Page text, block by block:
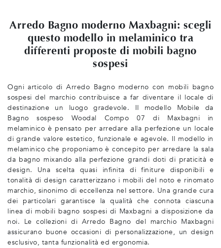
Arredo Bagno moderno Maxbagni: scegli
questo modello in melaminico tra
differenti proposte di mobili bagno
sospesi
Ogni articolo di Arredo Bagno moderno con mobili bagno
sospesi del marchio contribuisce a far diventare il locale di
destinazione un luogo gradevole. Il modello Mobile da
Bagno sospeso Woodal Compo 07 di Maxbagni in
melaminico è pensato per arredare alla perfezione un locale
di grande valore estetico, funzionale e agevole. Il modello in
melaminico che proponiamo è concepito per arredare la sala
da bagno mixando alla perfezione grandi doti di praticità e
design. Una scelta quasi infinita di finiture disponibili e
tonalità di design caratterizzano i mobili del noto e rinomato
marchio, sinonimo di eccellenza nel settore. Una grande cura
dei particolari garantisce la qualità che connota ciascuna
linea di mobili bagno sospesi di Maxbagni a disposizione da
noi. Le collezioni di Arredo Bagno del marchio Maxbagni
assicurano buone occasioni di personalizzazione, un design
esclusivo, tanta funzionalità ed ergonomia.